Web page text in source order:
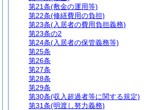
第21条(敷金の運用等)
第22条(修繕費用の負担)
第23条(入居者の費用負担義務)
第23条の2
第24条(入居者の保管義務等)
第25条
第26条
第27条
第28条
第29条
第30条(収入超過者等に関する規定)
第31条(明渡し努力義務)